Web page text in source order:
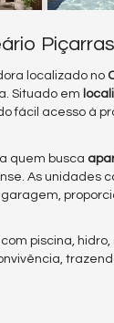
Piçarras
localizado no
Situado em
fácil acesso à
quem busca
As unidades
piscina, hidro,